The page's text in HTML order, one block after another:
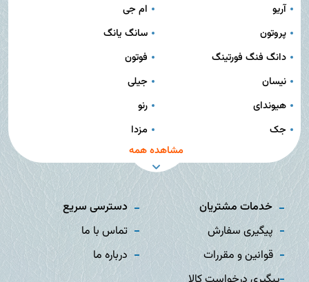
آریو
ام جی
پروتون
سانگ یانگ
دانگ فنگ فورتینگ
فوتون
نیسان
جیلی
هیوندای
رنو
جک
مزدا
مشاهده همه
خدمات مشتریان
پیگیری سفارش
قوانین و مقررات
دسترسی سریع
تماس با ما
درباره ما